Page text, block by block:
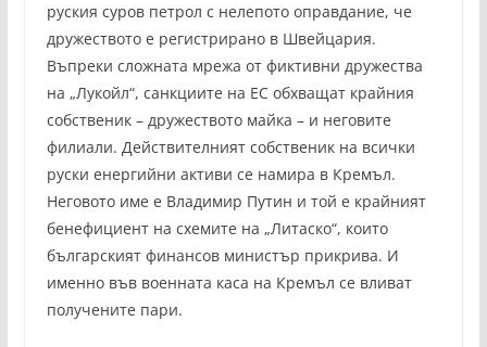
руския суров петрол с нелепото оправдание, че
дружеството е регистрирано в Швейцария.
Въпреки сложната мрежа от фиктивни дружества
на „Лукойл“, санкциите на ЕС обхващат крайния
собственик – дружеството майка – и неговите
филиали. Действителният собственик на всички
руски енергийни активи се намира в Кремъл.
Неговото име е Владимир Путин и той е крайният
бенефициент на схемите на „Литаско“, които
българският финансов министър прикрива. И
именно във военната каса на Кремъл се вливат
получените пари.